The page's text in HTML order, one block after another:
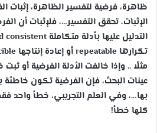
ظاهرة، فرضية لتفسير الظاهرة، إثبات
الإثبات، تحقق التفسير…، فلإثبات أن
مثلًا .. وإذا خالفت الأدلة الفرضية أو
عينات البحث، فإن الفرضية تكون خاطئة
بها…، وفي العلم التجريبي، خطأ واحد
كلها خطأ!